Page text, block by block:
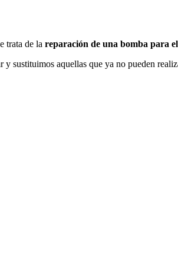
trata de la reparación de una bomba para
sustituimos aquellas que ya no pueden